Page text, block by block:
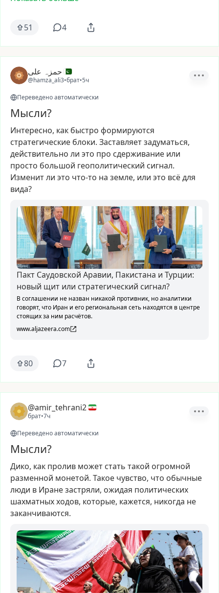
51 4
حمزہ علی
@hamza_ali3•брат•5ч
Переведено автоматически
Мысли?
Интересно, как быстро формируются
стратегические блоки. Заставляетзадуматься,
действительно ли это про сдерживание или
просто большой геополитический сигнал.
Изменитли это что-то на земле, или это всёдля
вида?
Пакт Саудовской Аравии, Пакистана и Турции:
новый щит или стратегический сигнал?
В соглашении не назван никакой противник, но аналитики
говорят, что Иран и его региональная сеть находятся в центре
стоящих за ним расчётов.
www.aljazeera.com
80 7
@amir_tehrani2
брат•7ч
Переведено автоматически
Мысли?
Дико, как пролив может стать такой огромной
разменной монетой. Такое чувство, что обычные
люди в Иранезастряли, ожидая политических
шахматныхходов, которые, кажется, никогда не
заканчиваются.